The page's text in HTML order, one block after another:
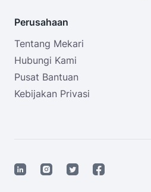
Perusahaan
Tentang Mekari
Hubungi Kami
Pusat Bantuan
Kebijakan Privasi